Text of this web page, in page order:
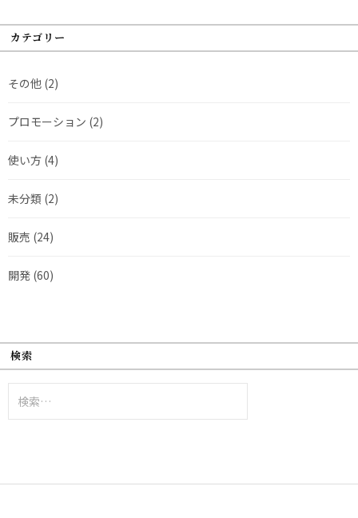
カテゴリー
その他 (2)
プロモーション (2)
使い方 (4)
未分類 (2)
販売 (24)
開発 (60)
検索
索: